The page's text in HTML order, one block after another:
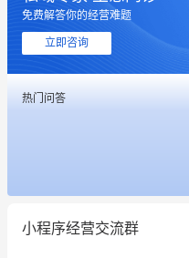
免费解答你的经营难题
立即咨询
热门问答
小程序经营交流群
餐饮也得靠私域和
昨晚的直播课程太